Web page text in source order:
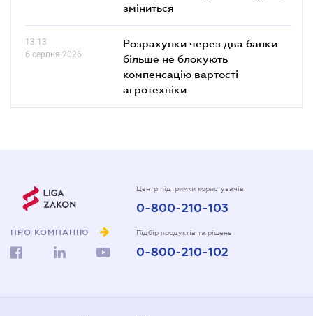
зміниться
13.13
6 серпня 2026
Розрахунки через два банки
більше не блокують
компенсацію вартості
агротехніки
ПРО КОМПАНІЮ
Центр підтримки користувачів
0-800-210-103
Підбір продуктів та рішень
0-800-210-102